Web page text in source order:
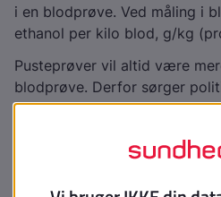
i en blodprøve. Ved måling i
ethanol per kilo blod, g/kg
Pusteprøver vil altid være
blodprøve. Derfor sørger
blodprøve i sager, som kan
Hvis du bruger medicin,
alkohol, påvirker det ikke den